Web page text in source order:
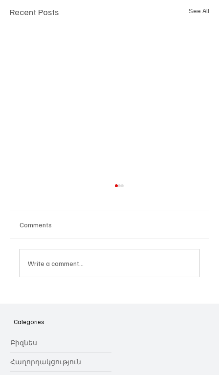
Recent Posts See All
նվիրում որոշում
Comments
Write a comment...
Categories
Բիզնես
Հաղորդակցություն